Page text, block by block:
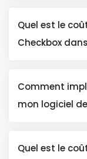
Quel est le
Checkbox
Comment
mon logiciel
Quel est le